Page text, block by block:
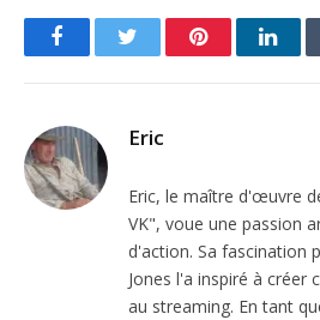
FacebookTwitter Pinterest
Eric
Eric, le maître d'œuvre
VK", voue une passion
d'action. Sa fascination
Jones l'a inspiré à créer
au streaming. En tant